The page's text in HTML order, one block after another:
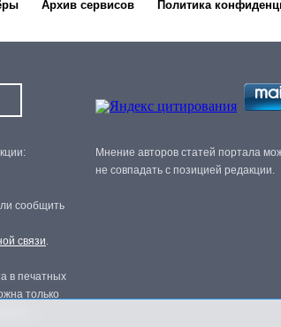
Архив сервисов Политика
сообщить
связи.
в печатных
только
Мнение авторов статей портала
не совпадать с позицией редакции.